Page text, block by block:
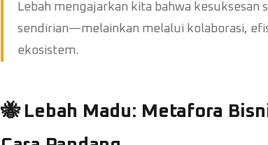
Lebah mengajarkan kita bahwa kesuksesan
sendirian—melainkan melalui kolaborasi,
ekosistem.
🐝 Lebah Madu: Metafora